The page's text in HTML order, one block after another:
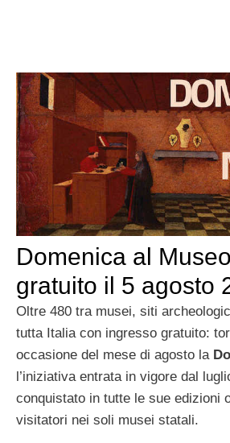
Domenica al
gratuito il 5 agosto
Oltre 480 tra musei, siti
tutta Italia con ingresso gratuito:
occasione del mese di agosto la
l’iniziativa entrata in vigore dal
conquistato in tutte le sue edizioni
visitatori nei soli musei statali.